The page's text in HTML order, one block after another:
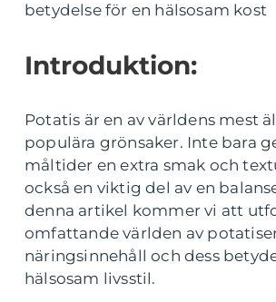
betydelse för en hälsosam kost
Introduktion:
Potatis är en av världens mest
populära grönsaker. Inte bara
måltider en extra smak och
också en viktig del av en
denna artikel kommer vi att
omfattande världen av
näringsinnehåll och dess
hälsosam livsstil.